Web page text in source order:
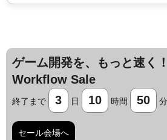
ゲーム開発を、もっと速く
Workflow Sale
終了まで 3 日 10 時間 50 分
セール会場へ